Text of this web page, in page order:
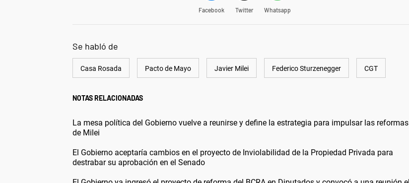
Facebook Twitter Whatsapp
Se habló de
Casa Rosada Pacto de Mayo Javier Milei Federico Sturzenegger CGT
NOTAS RELACIONADAS
La mesa política del Gobierno vuelve a reunirse y define la estrategia para impulsar las reformas
de Milei
El Gobierno aceptaría cambios en el proyecto de Inviolabilidad de la Propiedad Privada para
destrabar su aprobación en el Senado